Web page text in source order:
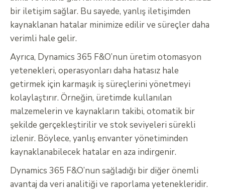
bir iletişim sağlar. Bu sayede, yanlış iletişimden
kaynaklanan hatalar minimize edilir ve süreçler daha
verimli hale gelir.
Ayrıca, Dynamics 365 F&O’nun üretim otomasyon
yetenekleri, operasyonları daha hatasız hale
getirmek için karmaşık iş süreçlerini yönetmeyi
kolaylaştırır. Örneğin, üretimde kullanılan
malzemelerin ve kaynakların takibi, otomatik bir
şekilde gerçekleştirilir ve stok seviyeleri sürekli
izlenir. Böylece, yanlış envanter yönetiminden
kaynaklanabilecek hatalar en aza indirgenir.
Dynamics 365 F&O’nun sağladığı bir diğer önemli
avantaj da veri analitiği ve raporlama yetenekleridir.